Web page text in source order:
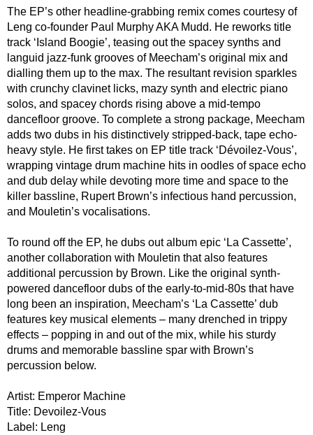
The EP’s other headline-grabbing remix comes courtesy of
Leng co-founder Paul Murphy AKA Mudd. He reworks title
track ‘Island Boogie’, teasing out the spacey synths and
languid jazz-funk grooves of Meecham’s original mix and
dialling them up to the max. The resultant revision sparkles
with crunchy clavinet licks, mazy synth and electric piano
solos, and spacey chords rising above a mid-tempo
dancefloor groove. To complete a strong package, Meecham
adds two dubs in his distinctively stripped-back, tape echo-
heavy style. He first takes on EP title track ‘Dévoilez-Vous’,
wrapping vintage drum machine hits in oodles of space echo
and dub delay while devoting more time and space to the
killer bassline, Rupert Brown’s infectious hand percussion,
and Mouletin’s vocalisations.
To round off the EP, he dubs out album epic ‘La Cassette’,
another collaboration with Mouletin that also features
additional percussion by Brown. Like the original synth-
powered dancefloor dubs of the early-to-mid-80s that have
long been an inspiration, Meecham’s ‘La Cassette’ dub
features key musical elements – many drenched in trippy
effects – popping in and out of the mix, while his sturdy
drums and memorable bassline spar with Brown’s
percussion below.
Artist: Emperor Machine
Title: Devoilez-Vous
Label: Leng